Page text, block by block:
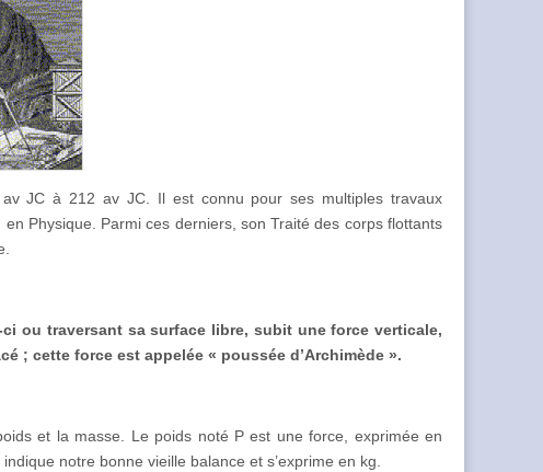
JC à 212 av JC. Il est connu pour ses multiples travaux
Physique. Parmi ces derniers, son Traité des corps flottants
ou traversant sa surface libre, subit une force verticale,
; cette force est appelée « poussée d’Archimède ».
et la masse. Le poids noté P est une force, exprimée en
notre bonne vieille balance et s’exprime en kg.